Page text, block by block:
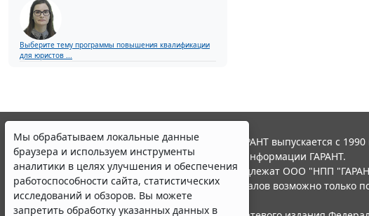
Выберите тему программы повышения квалификации
для юристов ...
Мы обрабатываем локальные данные
браузера и используем инструменты
аналитики в целях улучшения и обеспечения
работоспособности сайта, статистических
исследований и обзоров. Вы можете
запретить обработку указанных данных в
© ООО "НПП "ГАРАНТ-СЕРВИС", 2026. Система ГАРАНТ выпускается с
участниками Российской ассоциации правовой информации ГАРАНТ.
Все права на материалы сайта ГАРАНТ.РУ принадлежат ООО "НПП
Полное или частичное воспроизведение материалов возможно
Правила использования портала.